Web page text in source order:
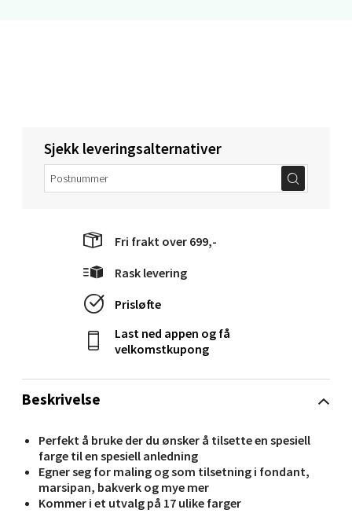
Beskrivelse
Perfekt å bruke der du ønsker å tilsette en spesiell
farge til en spesiell anledning
Egner seg for maling og som tilsetning i fondant,
marsipan, bakverk og mye mer
Kommer i et utvalg på 17 ulike farger
Sjekk leveringsalternativer
Fri frakt over 699,-
Rask levering
Prisløfte
Last ned appen og få
velkomstkupong
Molde - Moldetorget
Torget 1, 6413 Molde
Narvik - Thon Senter Malmporten
Bolagsgata 1, 8514 Narvik
Åpent i dag 10-20
Velg